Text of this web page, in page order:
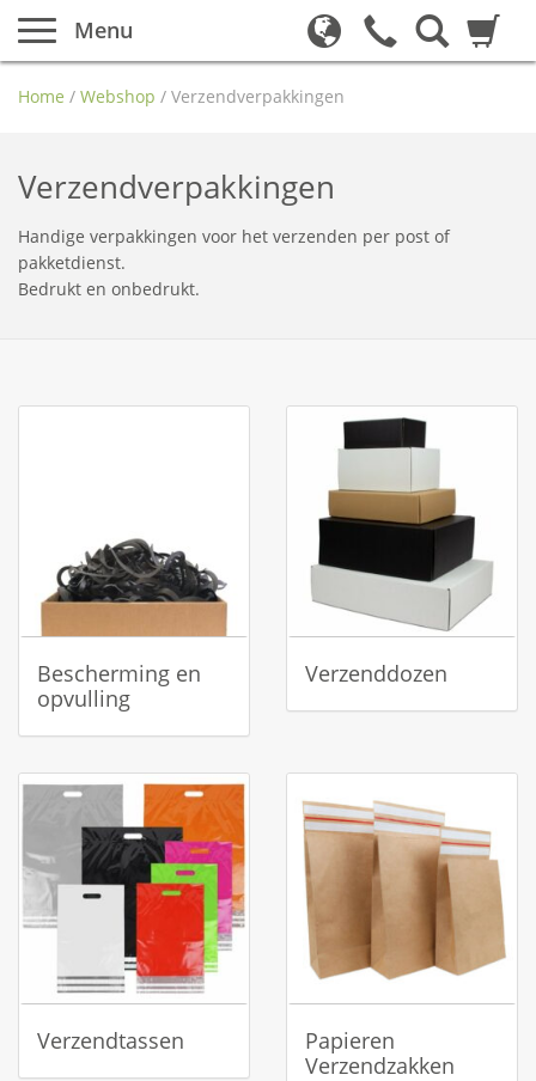
Menu
Home / Webshop / Verzendverpakkingen
Verzendverpakkingen
Handige verpakkingen voor het verzenden per post of
pakketdienst.
Bedrukt en onbedrukt.
Bescherming en
opvulling
Verzenddozen
Verzendtassen
Papieren
Verzendzakken